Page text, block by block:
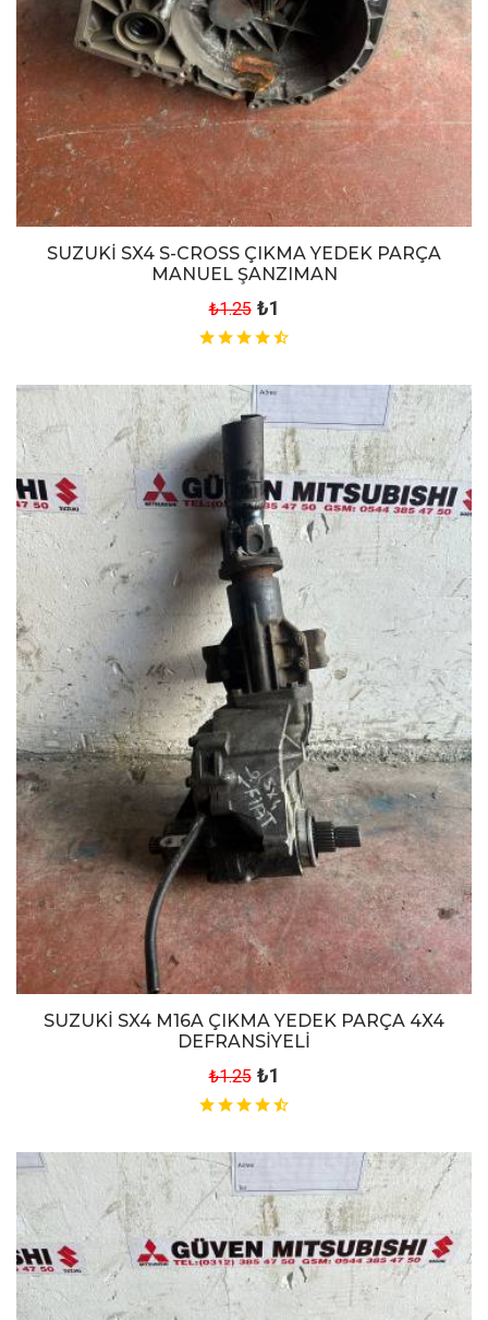
SUZUKİ SX4 S-CROSS ÇIKMA YEDEK PARÇA
MANUEL ŞANZIMAN
₺1.25 ₺1
SUZUKİ SX4 M16A ÇIKMA YEDEK PARÇA 4X4
DEFRANSİYELİ
₺1.25 ₺1